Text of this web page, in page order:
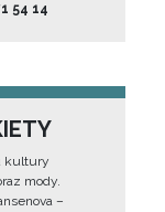
54 14
kultury
mody.
–